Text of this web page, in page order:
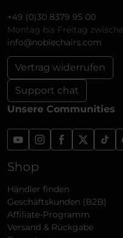
+49 (0)30 8379 95 00
Montag bis Freitag
info@noblechairs.com
Vertrag widerrufen
Support chat
Unsere Communities
Shop
Händler finden
Geschäftskunden (B2B)
Affiliate-Programm
Versand & Rückgabe